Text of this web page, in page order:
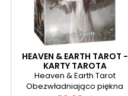
HEAVEN & EARTH TAROT -
KARTY TAROTA
Heaven & Earth Tarot
Obezwładniająco piękna